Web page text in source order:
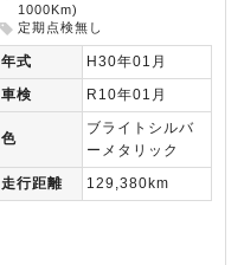
1000Km)
定期点検無し
年式
H30年01月
車検
R10年01月
色
ブライトシルバ
ーメタリック
走行距離
129,380km